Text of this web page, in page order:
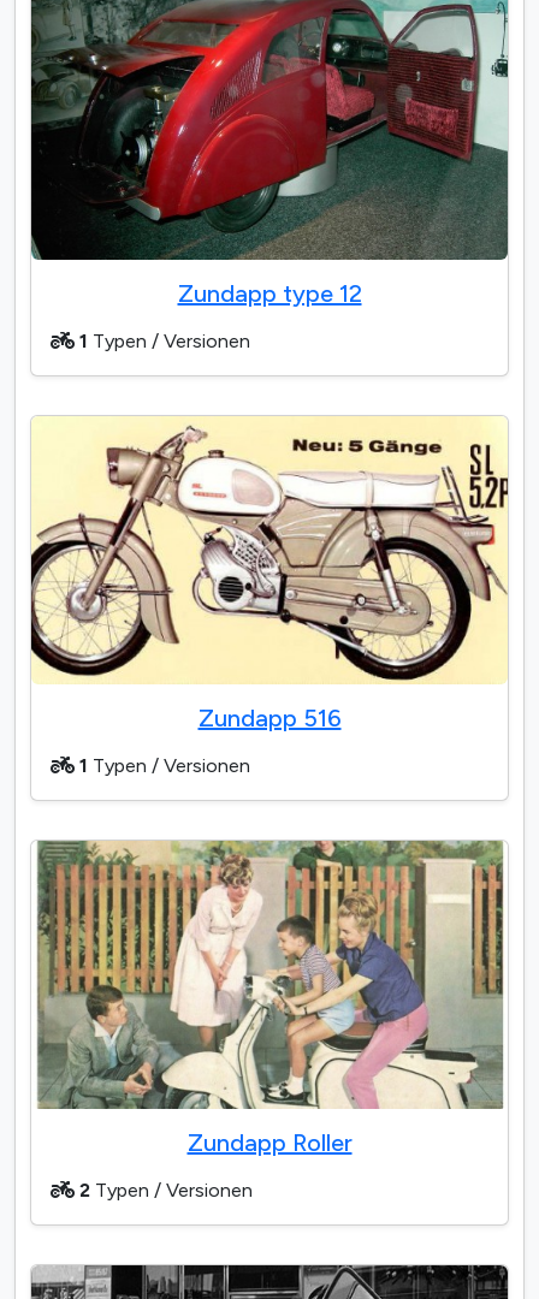
Zundapp type 12
1 Typen / Versionen
Zundapp 516
1 Typen / Versionen
Zundapp Roller
2 Typen / Versionen